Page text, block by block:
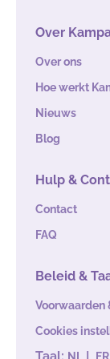
Over
Over ons
Hoe werkt
Nieuws
Blog
Hulp &
Contact
FAQ
Beleid &
Voorwaarden
Cookies